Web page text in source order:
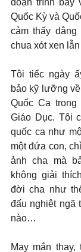
đoạn trình bày
Quốc Kỳ và
cảm thấy
chua xót xen
Tôi tiếc ngày
bảo kỹ lưỡng
Quốc Ca
Giáo Dục. Tôi
quốc ca như
một đứa con,
ảnh cha mà
không giải
đời cha như
đấu nghiệt ngã
nào…
May mắn